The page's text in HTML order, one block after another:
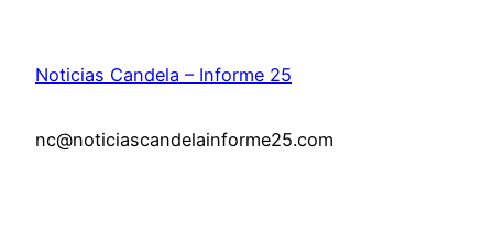
Noticias Candela – Informe 25
nc@noticiascandelainforme25.com